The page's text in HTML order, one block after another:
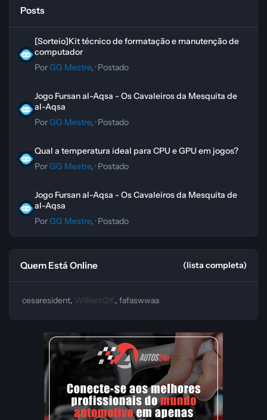
Posts
[Sorteio]Kit técnico de formatação e manutenção de
computador
PorGG Mestre, ·Postado
Jogo Fursan al-Aqsa - Os Cavaleiros da Mesquita de
al-Aqsa
PorGG Mestre, ·Postado
Qual a temperatura ideal para CPU e GPU em jogos?
PorGG Mestre, ·Postado
Jogo Fursan al-Aqsa - Os Cavaleiros da Mesquita de
al-Aqsa
PorGG Mestre, ·Postado
Quem Está Online (lista completa)
cesaresident Williann2K fafaswwaa